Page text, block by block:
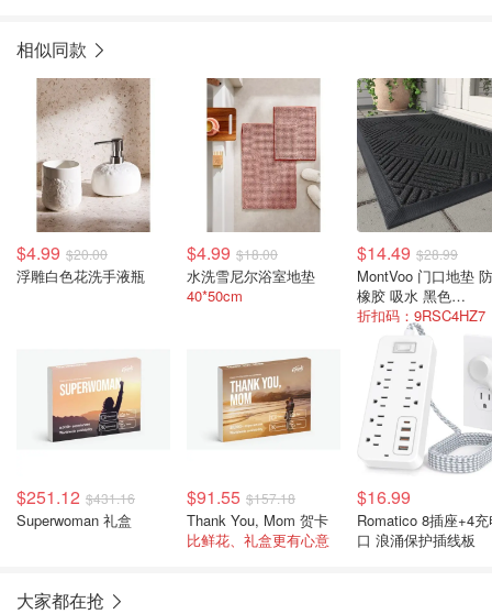
相似同款
$4.99 $20.00
浮雕白色花洗手液瓶
$4.99 $18.00
水洗雪尼尔浴室地垫
40*50cm
$14.49 $28.99
MontVoo 门口地垫
橡胶 吸水 黑色
43X75cm
折扣码：9RSC4HZ7
$251.12 $431.16
Superwoman 礼盒
$91.55 $157.18
Thank You, Mom 贺卡
比鲜花、礼盒更有心意
$16.99
Romatico 8插座+4
口 浪涌保护插线板
大家都在抢